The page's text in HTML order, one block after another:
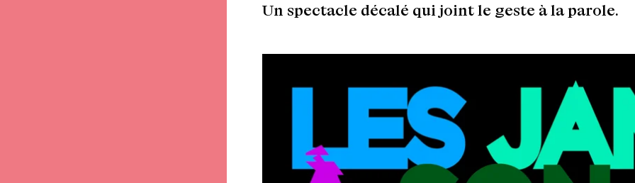
Un spectacle décalé qui joint le geste à la parole.